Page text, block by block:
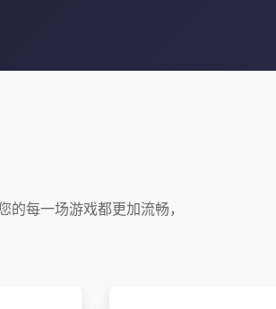
每一场游戏都更加流畅，